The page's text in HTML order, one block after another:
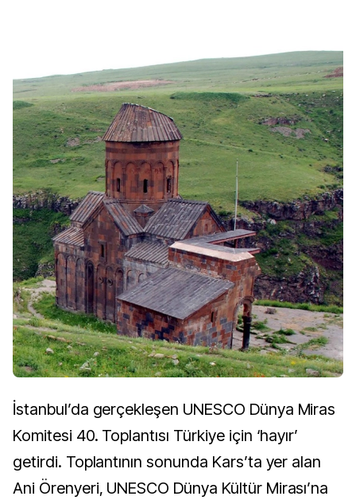
İstanbul’da gerçekleşen UNESCO Dünya Miras
Komitesi 40. Toplantısı Türkiye için ‘hayır’
getirdi. Toplantının sonunda Kars’ta yer alan
Ani Örenyeri, UNESCO Dünya Kültür Mirası’na